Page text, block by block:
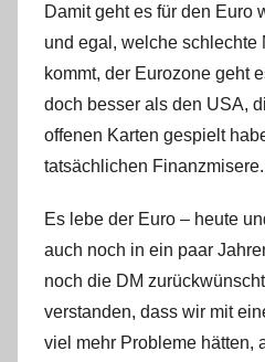
Damit geht es für den Euro
und egal, welche schlechte
kommt, der Eurozone geht
doch besser als den USA,
offenen Karten gespielt
tatsächlichen Finanzmisere.
Es lebe der Euro – heute
auch noch in ein paar
noch die DM
verstanden, dass wir mit
viel mehr Probleme hätten,